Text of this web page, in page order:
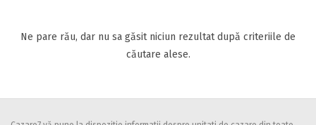
Ne pare rău, dar nu sa găsit niciun rezultat după criteriile de
căutare alese.